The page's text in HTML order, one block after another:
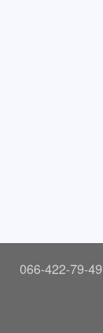
066-422-79-49